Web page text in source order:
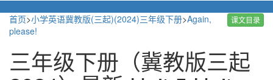
课文目录
首页>小学英语冀教版(三起)(2024)三年级下册>Again,
please!
三年级下册（冀教版三起